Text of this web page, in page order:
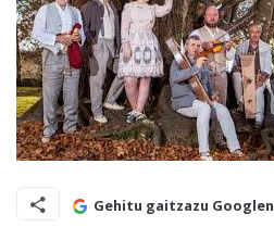
Gehitu gaitzazu Googlen